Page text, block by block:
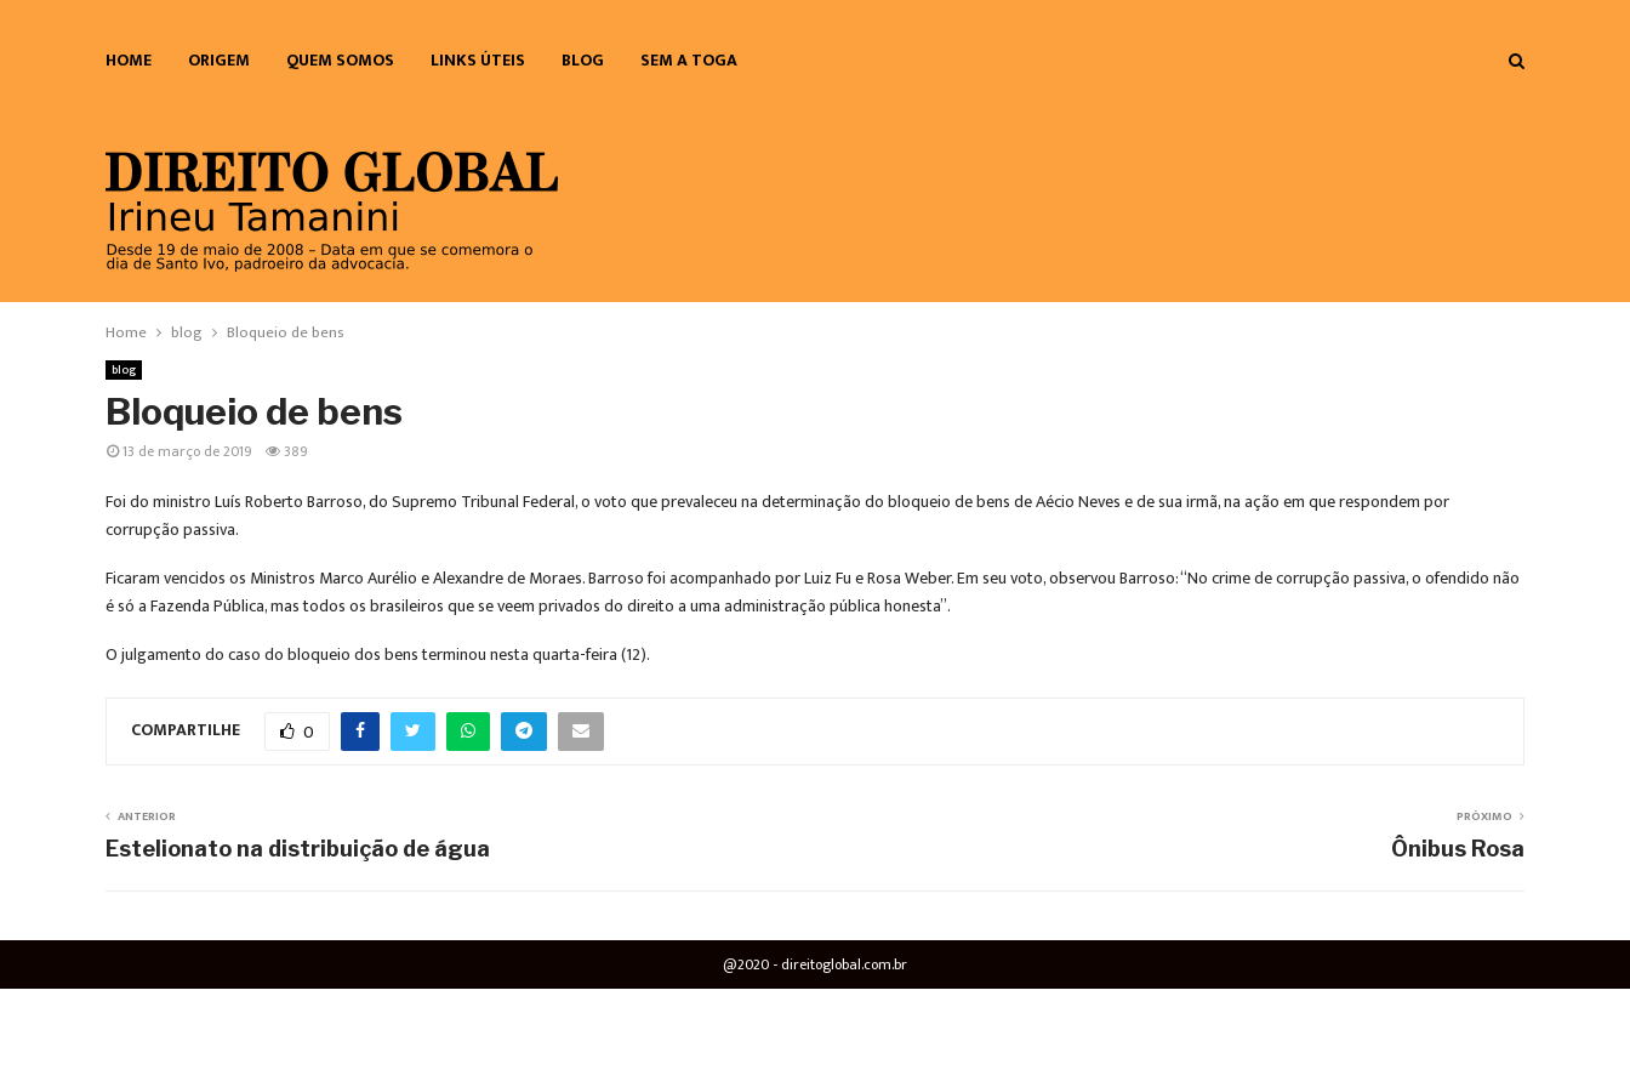
HOME ORIGEM QUEM SOMOS LINKS ÚTEIS BLOG SEM A TOGA
Home blog Bloqueio de bens
blog
Bloqueio de bens
13 de março de 2019 389
Foi do ministro Luís Roberto Barroso, do Supremo Tribunal Federal, o voto que prevaleceu na determinação do bloqueio de bens de Aécio Neves e de sua irmã, na ação em que respondem por
corrupção passiva.
Ficaram vencidos os Ministros Marco Aurélio e Alexandre de Moraes. Barroso foi acompanhado por Luiz Fu e Rosa Weber. Em seu voto, observou Barroso: “No crime de corrupção passiva, o ofendido não
é só a Fazenda Pública, mas todos os brasileiros que se veem privados do direito a uma administração pública honesta”.
O julgamento do caso do bloqueio dos bens terminou nesta quarta-feira (12).
COMPARTILHE 0
ANTERIOR
Estelionato na distribuição de água
PRÓXIMO
Ônibus Rosa
@2020 - direitoglobal.com.br